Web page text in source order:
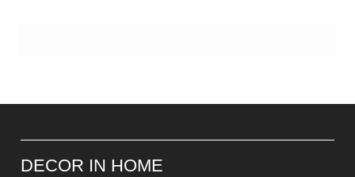
DECOR IN HOME